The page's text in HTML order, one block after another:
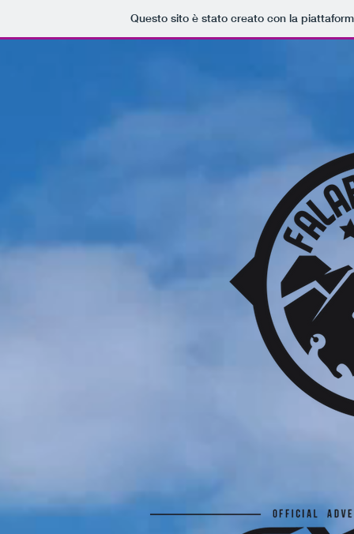
Questo sito è stato creato con la